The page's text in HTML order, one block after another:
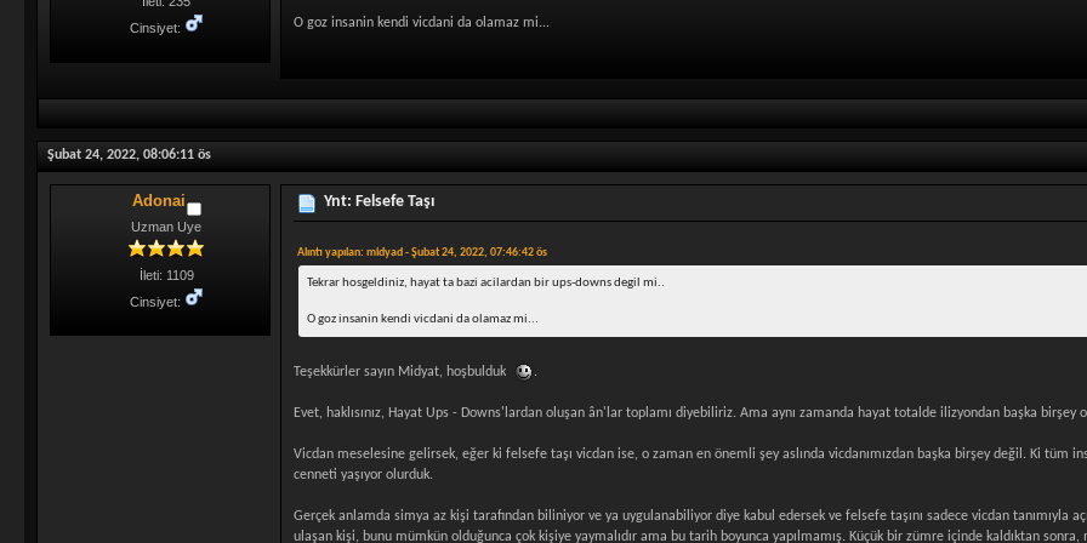
Cinsiyet:
O goz insanin kendi vicdani da olamaz mi...
Şubat 24, 2022, 08:06:11 ös
Adonai
Uzman Uye
İleti: 1109
Cinsiyet:
Ynt: Felsefe Taşı
Alıntı yapılan: midyad - Şubat 24, 2022, 07:46:42 ös
Tekrar hosgeldiniz, hayat ta bazi acilardan bir ups-downs degil mi..
O goz insanin kendi vicdani da olamaz mi...
Teşekkürler sayın Midyat, hoşbulduk .
Evet, haklısınız, Hayat Ups - Downs'lardan oluşan ân'lar toplamı diyebiliriz. Ama aynı zamanda hayat totalde ilizyondan başka
Vicdan meselesine gelirsek, eğer ki felsefe taşı vicdan ise, o zaman en önemli şey aslında vicdanımızdan başka birşey değil. Ki tüm
cenneti yaşıyor olurduk.
Gerçek anlamda simya az kişi tarafından biliniyor ve ya uygulanabiliyor diye kabul edersek ve felsefe taşını sadece vicdan tanımıyla
ulaşan kişi, bunu mümkün olduğunca çok kişiye yaymalıdır ama bu tarih boyunca yapılmamış. Küçük bir zümre içinde kaldıktan